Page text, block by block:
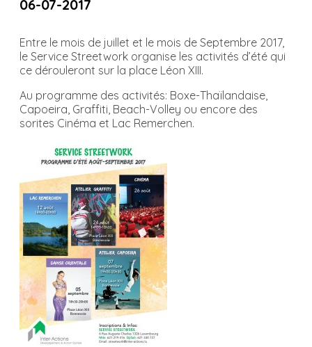
06-07-2017
Entre le mois de juillet et le mois de Septembre 2017,
le Service Streetwork organise les activités d’été qui
ce dérouleront sur la place Léon XIII.
Au programme des activités: Boxe-Thaïlandaise,
Capoeira, Graffiti, Beach-Volley ou encore des
sorites Cinéma et Lac Remerchen.